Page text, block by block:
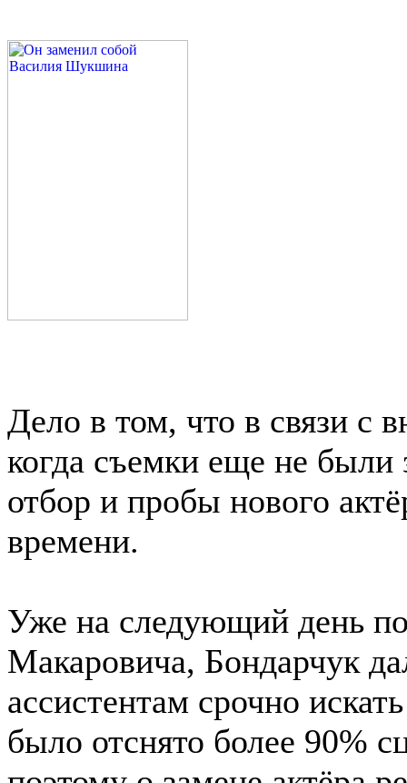
Дело в том, что в связи с
когда съемки еще не
отбор и пробы нового
времени.
Уже на следующий день
Макаровича, Бондарчук
ассистентам срочно
было отснято более 90%